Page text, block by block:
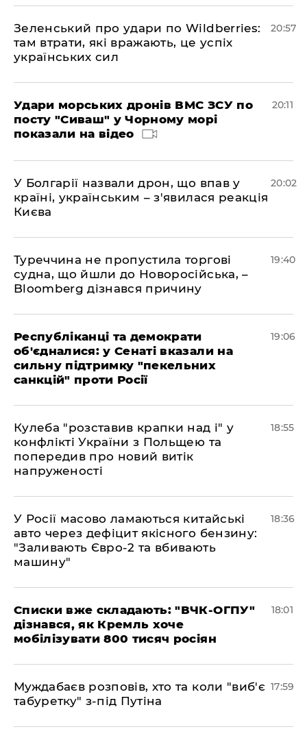
Зеленський про удари по Wildberries:
там втрати, які вражають, це успіх
українських сил
20:57
Удари морських дронів ВМС ЗСУ по
посту "Сиваш" у Чорному морі
показали на відео
20:11
У Болгарії назвали дрон, що впав у
країні, українським – з'явилася реакція
Києва
20:02
Туреччина не пропустила торгові
судна, що йшли до Новоросійська, –
Bloomberg дізнався причину
19:40
Республіканці та демократи
об'єдналися: у Сенаті вказали на
сильну підтримку "пекельних
санкцій" проти Росії
19:06
Кулеба "розставив крапки над і" у
конфлікті України з Польщею та
попередив про новий витік
напруженості
18:55
У Росії масово ламаються китайські
авто через дефіцит якісного бензину:
"Заливають Євро-2 та вбивають
машину"
18:36
Списки вже складають: "ВЧК-ОГПУ"
дізнався, як Кремль хоче
мобілізувати 800 тисяч росіян
18:01
Муждабаєв розповів, хто та коли "виб'є
табуретку" з-під Путіна
17:59